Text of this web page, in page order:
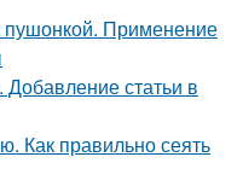
пушонкой. Применение
статьи в
Как правильно сеять